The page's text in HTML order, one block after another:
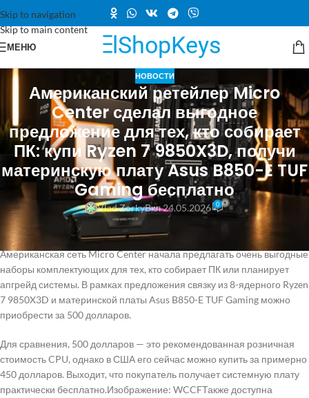
Skip to navigation
Skip to main content
МЕНЮ
НОВОСТИ
Американский ретейлер Micro
Center сделал выгодное
предложение для тех, кто собирает
ПК: купи Ryzen 7 9850X3D, получи
материнскую плату Asus B850-E TUF
Gaming бесплатно
Vlad ZorkyВкл 24.05.2026 0
Комплект, включающий материнскую плату и производительный
процессор, обойдётся всего в 500 долларов.
Американская сеть Micro Center начала предлагать очень выгодные
наборы комплектующих для тех, кто собирает ПК или планирует
апгрейд системы. В рамках предложения связку из 8-ядерного Ryzen
7 9850X3D и материнской платы Asus B850-E TUF Gaming можно
приобрести за 500 долларов.
Для сравнения, 500 долларов — это рекомендованная розничная
стоимость CPU, однако в США его сейчас можно купить за примерно
450 долларов. Выходит, что покупатель получает системную плату
практически бесплатно.Изображение: WCCFТакже доступна